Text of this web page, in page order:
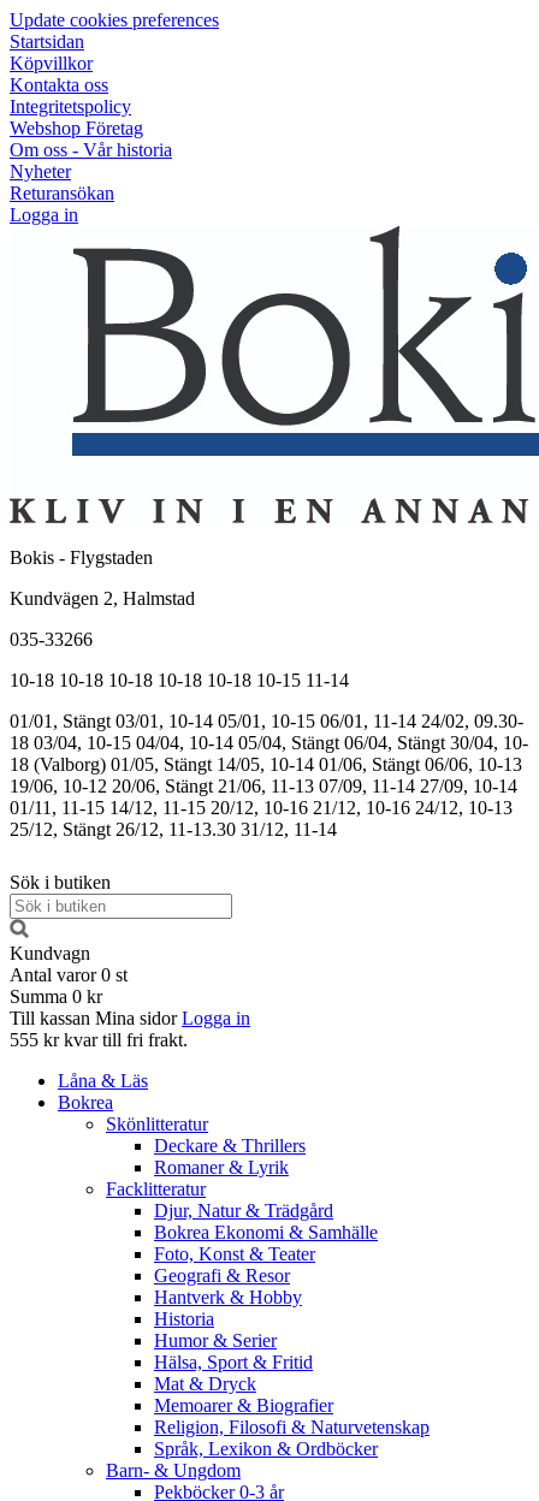
Update cookies preferences
Startsidan
Köpvillkor
Kontakta oss
Integritetspolicy
Webshop Företag
Om oss - Vår historia
Nyheter
Returansökan
Logga in
Bokis - Flygstaden
Kundvägen 2, Halmstad
035-33266
10-18 10-18 10-18 10-18 10-18 10-15 11-14
01/01, Stängt 03/01, 10-14 05/01, 10-15 06/01, 11-14 24/02, 09.30-
18 03/04, 10-15 04/04, 10-14 05/04, Stängt 06/04, Stängt 30/04, 10-
18 (Valborg) 01/05, Stängt 14/05, 10-14 01/06, Stängt 06/06, 10-13
19/06, 10-12 20/06, Stängt 21/06, 11-13 07/09, 11-14 27/09, 10-14
01/11, 11-15 14/12, 11-15 20/12, 10-16 21/12, 10-16 24/12, 10-13
25/12, Stängt 26/12, 11-13.30 31/12, 11-14
Sök i butiken
Kundvagn
Antal varor 0 st
Summa 0 kr
Till kassan Mina sidor Logga in
555 kr kvar till fri frakt.
Låna & Läs
Bokrea
Skönlitteratur
Deckare & Thrillers
Romaner & Lyrik
Facklitteratur
Djur, Natur & Trädgård
Bokrea Ekonomi & Samhälle
Foto, Konst & Teater
Geografi & Resor
Hantverk & Hobby
Historia
Humor & Serier
Hälsa, Sport & Fritid
Mat & Dryck
Memoarer & Biografier
Religion, Filosofi & Naturvetenskap
Språk, Lexikon & Ordböcker
Barn- & Ungdom
Pekböcker 0-3 år